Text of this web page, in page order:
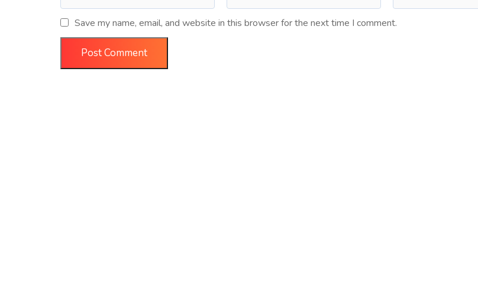
Save my name, email, and website in this browser for the next time I comment.